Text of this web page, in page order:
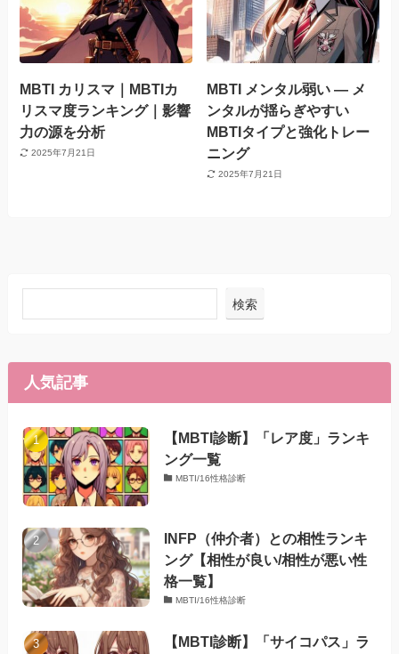
MBTI カリスマ｜MBTIカ
リスマ度ランキング｜影響
力の源を分析
2025年7月21日
MBTI メンタル弱い — メ
ンタルが揺らぎやすい
MBTIタイプと強化トレー
ニング
2025年7月21日
検索
人気記事
【MBTI診断】「レア度」ランキ
ング一覧
MBTI/16性格診断
INFP（仲介者）との相性ランキ
ング【相性が良い/相性が悪い性
格一覧】
MBTI/16性格診断
【MBTI診断】「サイコパス」ラ